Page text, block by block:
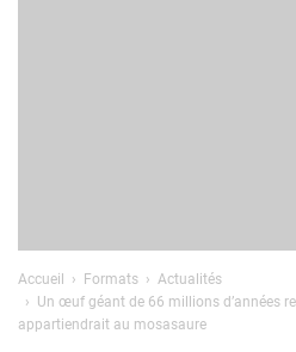
Accueil Formats
Actualités
Un œuf géant de 66 millions d’années
appartiendrait au mosasaure